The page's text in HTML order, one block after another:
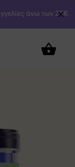
άνω των 25€
Καλάθι